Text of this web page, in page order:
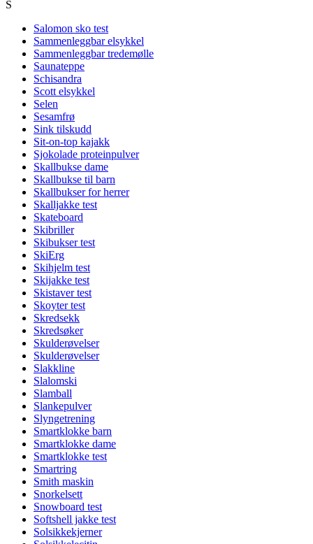
S
Salomon sko test
Sammenleggbar elsykkel
Sammenleggbar tredemølle
Saunateppe
Schisandra
Scott elsykkel
Selen
Sesamfrø
Sink tilskudd
Sit-on-top kajakk
Sjokolade proteinpulver
Skallbukse dame
Skallbukse til barn
Skallbukser for herrer
Skalljakke test
Skateboard
Skibriller
Skibukser test
SkiErg
Skihjelm test
Skijakke test
Skistaver test
Skoyter test
Skredsekk
Skredsøker
Skulderøvelser
Skulderøvelser
Slakkline
Slalomski
Slamball
Slankepulver
Slyngetrening
Smartklokke barn
Smartklokke dame
Smartklokke test
Smartring
Smith maskin
Snorkelsett
Snowboard test
Softshell jakke test
Solsikkekjerner